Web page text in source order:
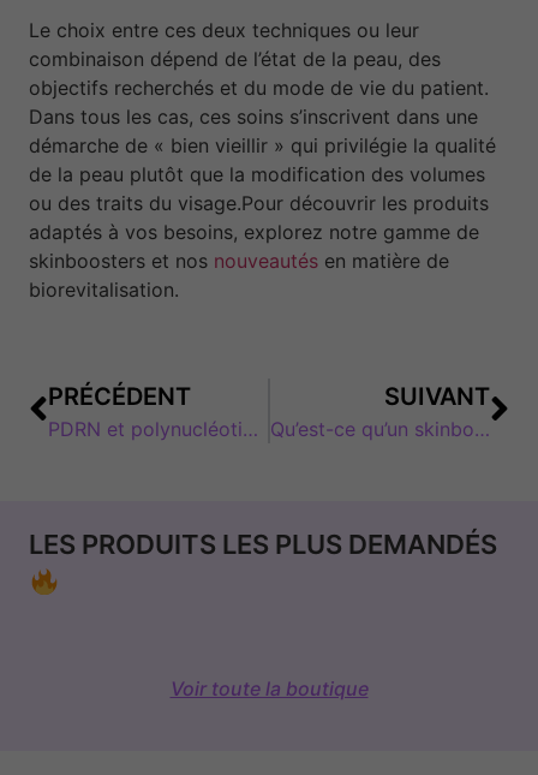
Le choix entre ces deux techniques ou leur
combinaison dépend de l’état de la peau, des
objectifs recherchés et du mode de vie du patient.
Dans tous les cas, ces soins s’inscrivent dans une
démarche de « bien vieillir » qui privilégie la qualité
de la peau plutôt que la modification des volumes
ou des traits du visage.Pour découvrir les produits
adaptés à vos besoins, explorez notre gamme de
skinboosters et nos nouveautés en matière de
biorevitalisation.
PRÉCÉDENT
PDRN et polynucléotides : tout comprendre sur ces actifs coréens
SUIVANT
Qu’est-ce qu’un skinbooster ? Guide complet pour comprendre ce traitement
LES PRODUITS LES PLUS DEMANDÉS
Voir toute la boutique